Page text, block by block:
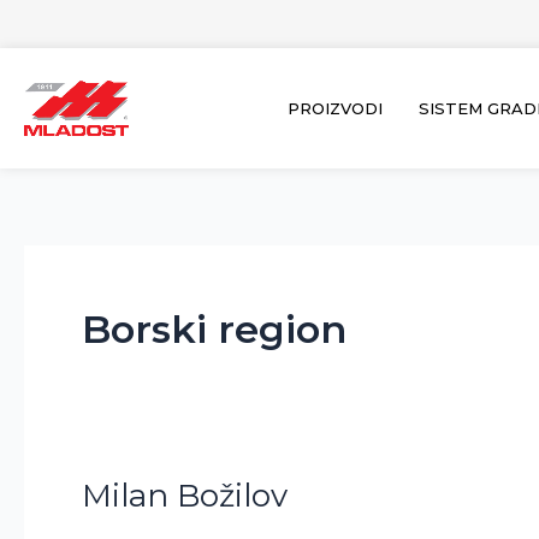
PROIZVODI SISTEM
садржај
Borski region
Milan Božilov
Milan